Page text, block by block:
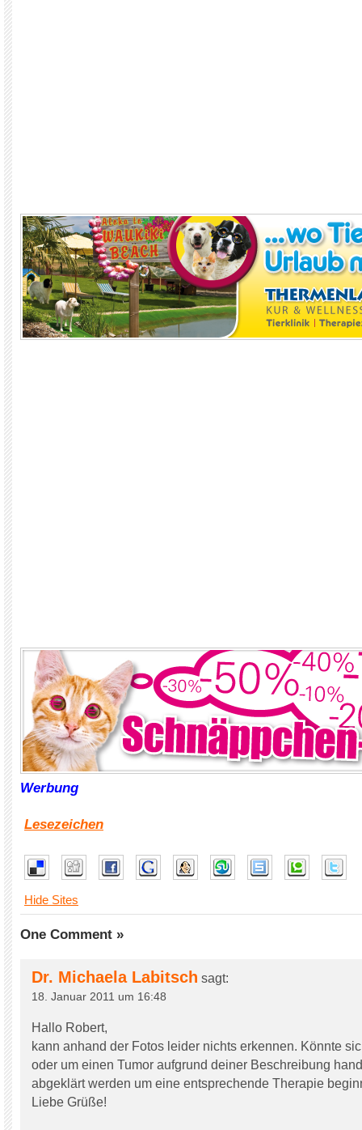
Werbung
Lesezeichen
Hide Sites
One Comment »
Dr. Michaela Labitsch sagt:
18. Januar 2011 um 16:48
Hallo Robert,
kann anhand der Fotos leider nichts erkennen. Könnte
oder um einen Tumor aufgrund deiner Beschreibung
abgeklärt werden um eine entsprechende Therapie
Liebe Grüße!